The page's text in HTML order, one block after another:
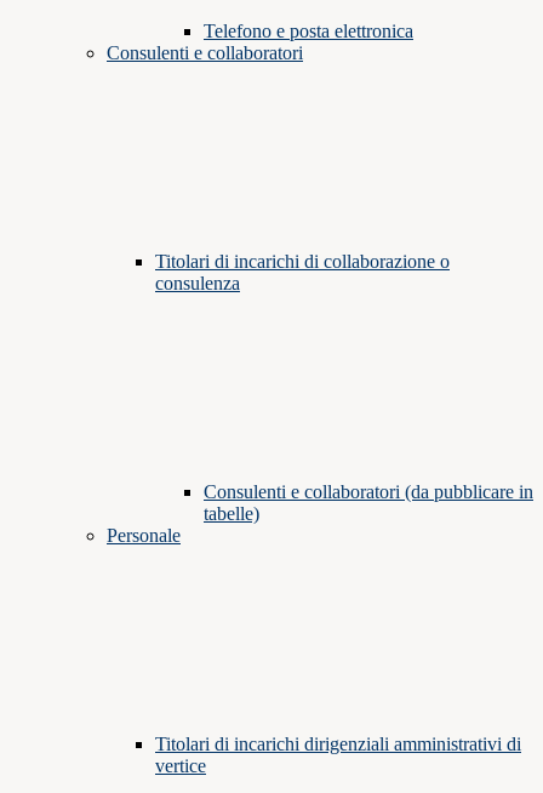
Telefono e posta elettronica
Consulenti e collaboratori
Titolari di incarichi di collaborazione o
consulenza
Consulenti e collaboratori (da pubblicare in
tabelle)
Personale
Titolari di incarichi dirigenziali amministrativi di
vertice